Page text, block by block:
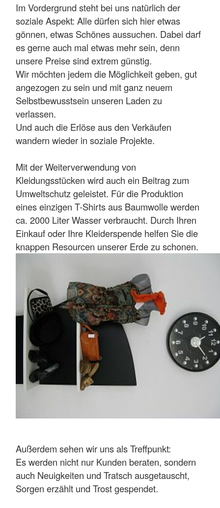
Im Vordergrund steht bei uns natürlich der
soziale Aspekt: Alle dürfen sich hier etwas
gönnen, etwas Schönes aussuchen. Dabei darf
es gerne auch mal etwas mehr sein, denn
unsere Preise sind extrem günstig.
Wir möchten jedem die Möglichkeit geben, gut
angezogen zu sein und mit ganz neuem
Selbstbewusstsein unseren Laden zu
verlassen.
Und auch die Erlöse aus den Verkäufen
wandern wieder in soziale Projekte.
Mit der Weiterverwendung von
Kleidungsstücken wird auch ein Beitrag zum
Umweltschutz geleistet. Für die Produktion
eines einzigen T-Shirts aus Baumwolle werden
ca. 2000 Liter Wasser verbraucht. Durch Ihren
Einkauf oder Ihre Kleiderspende helfen Sie die
knappen Resourcen unserer Erde zu schonen.
Außerdem sehen wir uns als Treffpunkt:
Es werden nicht nur Kunden beraten, sondern
auch Neuigkeiten und Tratsch ausgetauscht,
Sorgen erzählt und Trost gespendet.